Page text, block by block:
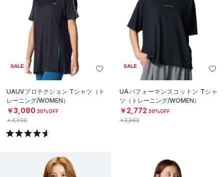
SALE
UAUVプロテクション Tシャツ（ト
レーニング/WOMEN）
￥3,080 30%OFF
￥4,400
SALE
UAパフォーマンスコットン Tシャ
ツ（トレーニング/WOMEN）
￥2,772 30%OFF
￥3,960